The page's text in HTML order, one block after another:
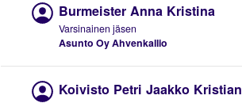
Burmeister Anna Kristina
Varsinainen jäsen
Asunto Oy Ahvenkallio
Koivisto Petri Jaakko Kristian